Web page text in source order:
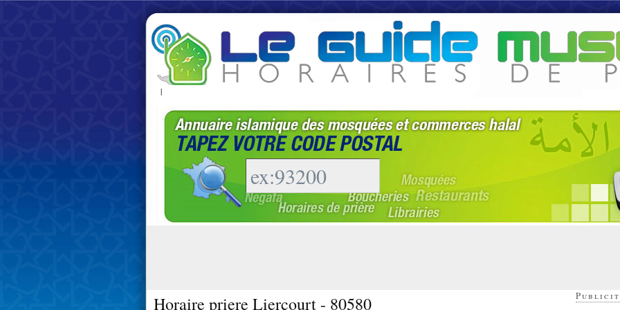
|
Horaire priere Liercourt - 80580